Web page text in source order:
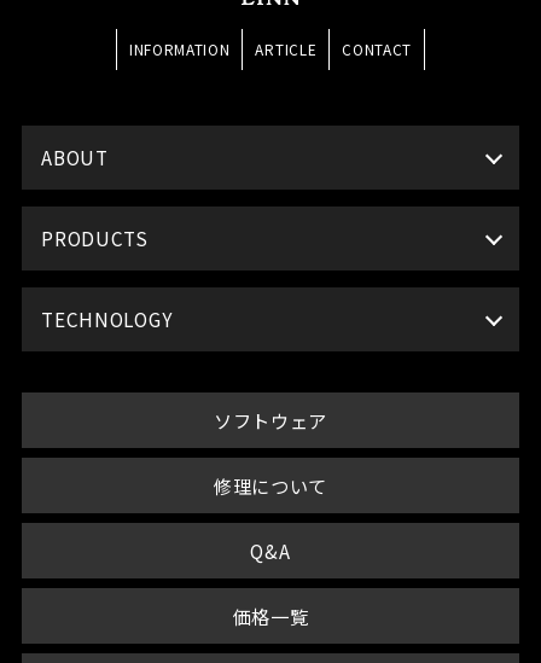
INFORMATION ARTICLE CONTACT
ABOUT
PRODUCTS
TECHNOLOGY
ソフトウェア
修理について
Q&A
価格一覧